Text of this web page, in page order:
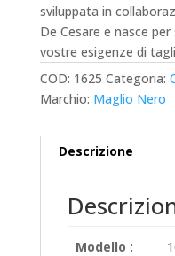
sviluppata in
De Cesare e nasce
vostre esigenze di
COD: 1625 Categoria:
Marchio: Maglio Nero
Descrizione
Modello :